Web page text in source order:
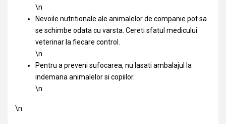
\n
Nevoile nutritionale ale animalelor de companie pot sa
se schimbe odata cu varsta. Cereti sfatul medicului
veterinar la fiecare control.
\n
Pentru a preveni sufocarea, nu lasati ambalajul la
indemana animalelor si copiilor.
\n
\n